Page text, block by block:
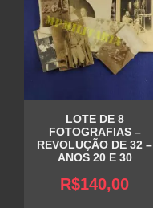
LOTE DE 8
FOTOGRAFIAS –
REVOLUÇÃO DE 32 –
ANOS 20 E 30
R$140,00